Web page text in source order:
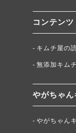
コンテンツ
キムチ屋の
無添加キム
やがちゃん
やがちゃん